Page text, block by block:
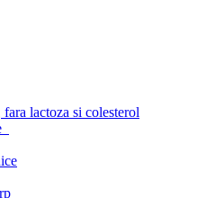
lactoza si colesterol